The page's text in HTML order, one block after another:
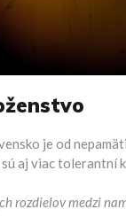
je od
aj viac tolerantní
rozdielov medzi